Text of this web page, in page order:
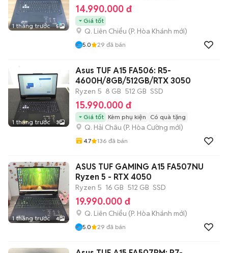
1 tháng trước 5
14.990.000 đ
Giá tốt
Q. Liên Chiểu (P. Hòa Khánh mới)
5.0 29 đã bán
1 tháng trước 3
Asus TUF A15 FA506: R5-
4600H/8GB/512GB/RTX 3050
Ryzen 5 8 GB 512 GB SSD
15.990.000 đ
Giá tốt Kèm phụ kiện Có quà tặng
Q. Hải Châu (P. Hòa Cường mới)
4.7 136 đã bán
1 tháng trước 4
ASUS TUF GAMING A15 FA507NU
Ryzen 5 - RTX 4050
Ryzen 5 16 GB 512 GB SSD
19.990.000 đ
Q. Liên Chiểu (P. Hòa Khánh mới)
5.0 29 đã bán